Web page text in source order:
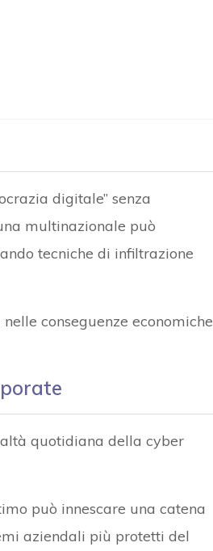
digitale” senza
multinazionale può
tecniche di infiltrazione
conseguenze economiche
quotidiana della cyber
può innescare una catena
aziendali più protetti del